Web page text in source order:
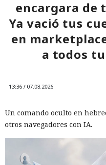
encargara de
Ya vació tus
en
a todos
13:36 / 07.08.2026
Un comando oculto en
otros navegadores con IA.